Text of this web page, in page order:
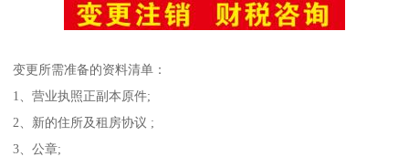
变更所需准备的资料清单：
1、营业执照正副本原件;
2、新的住所及租房协议 ;
3、公章;